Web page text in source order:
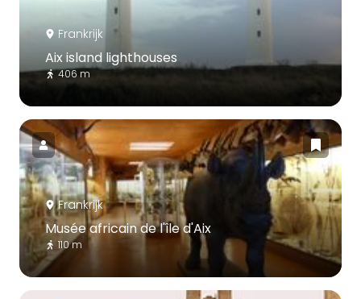
Frankrijk
Aix island lighthouses
406 m
Frankrijk
Musée africain de l'île d'Aix
110 m